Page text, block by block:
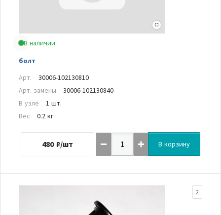
В наличии
болт
Арт.
30006-102130810
Арт. замены
30006-102130840
В узле
1 шт.
Вес
0.2 кг
480 ₽/шт В корзину
2